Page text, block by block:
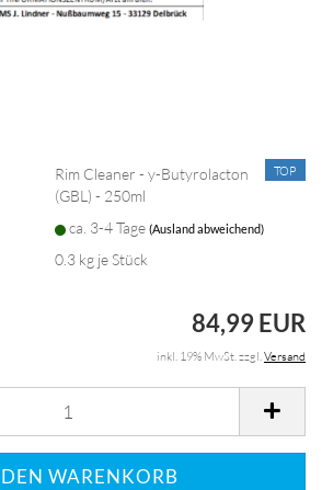
TOP
Rim Cleaner - y-Butyrolacton
(GBL) - 250ml
ca. 3-4 Tage(Ausland abweichend)
0.3 kg je Stück
84,99 EUR
inkl. 19% MwSt. zzgl.Versand